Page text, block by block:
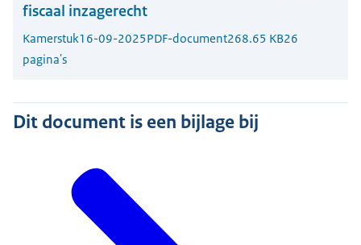
fiscaal inzagerecht
Kamerstuk16-09-2025PDF-document268.65 KB26
pagina's
Dit document is een bijlage bij